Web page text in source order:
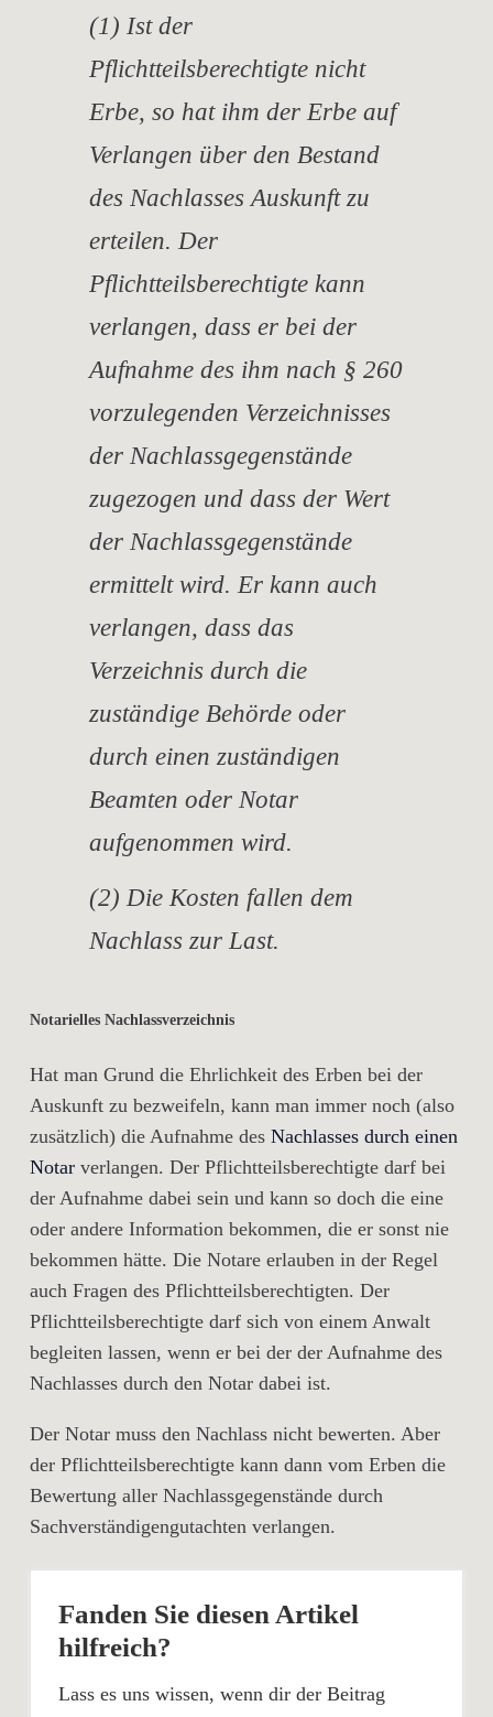
(1) Ist der
Pflichtteilsberechtigte nicht
Erbe, so hat ihm der Erbe auf
Verlangen über den Bestand
des Nachlasses Auskunft zu
erteilen. Der
Pflichtteilsberechtigte kann
verlangen, dass er bei der
Aufnahme des ihm nach § 260
vorzulegenden Verzeichnisses
der Nachlassgegenstände
zugezogen und dass der Wert
der Nachlassgegenstände
ermittelt wird. Er kann auch
verlangen, dass das
Verzeichnis durch die
zuständige Behörde oder
durch einen zuständigen
Beamten oder Notar
aufgenommen wird.
(2) Die Kosten fallen dem
Nachlass zur Last.
Notarielles Nachlassverzeichnis
Hat man Grund die Ehrlichkeit des Erben bei der
Auskunft zu bezweifeln, kann man immer noch (also
zusätzlich) die Aufnahme des Nachlasses durch einen
Notar verlangen. Der Pflichtteilsberechtigte darf bei
der Aufnahme dabei sein und kann so doch die eine
oder andere Information bekommen, die er sonst nie
bekommen hätte. Die Notare erlauben in der Regel
auch Fragen des Pflichtteilsberechtigten. Der
Pflichtteilsberechtigte darf sich von einem Anwalt
begleiten lassen, wenn er bei der der Aufnahme des
Nachlasses durch den Notar dabei ist.
Der Notar muss den Nachlass nicht bewerten. Aber
der Pflichtteilsberechtigte kann dann vom Erben die
Bewertung aller Nachlassgegenstände durch
Sachverständigengutachten verlangen.
Fanden Sie diesen Artikel
hilfreich?
Lass es uns wissen, wenn dir der Beitrag